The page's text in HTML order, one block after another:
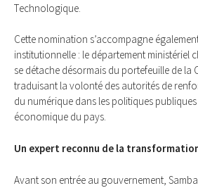
Technologique.
Cette nomination s’accompagne
institutionnelle : le département ministériel
se détache désormais du portefeuille de la
traduisant la volonté des autorités de
du numérique dans les politiques
économique du pays.
Un expert reconnu de la
Avant son entrée au gouvernement,